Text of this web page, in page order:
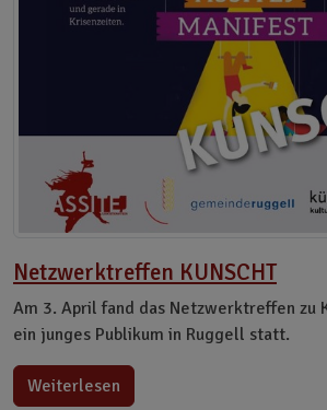
Netzwerktreffen KUNSCHT
Am 3. April fand das Netzwerktreffen zu
ein junges Publikum in Ruggell statt.
Weiterlesen